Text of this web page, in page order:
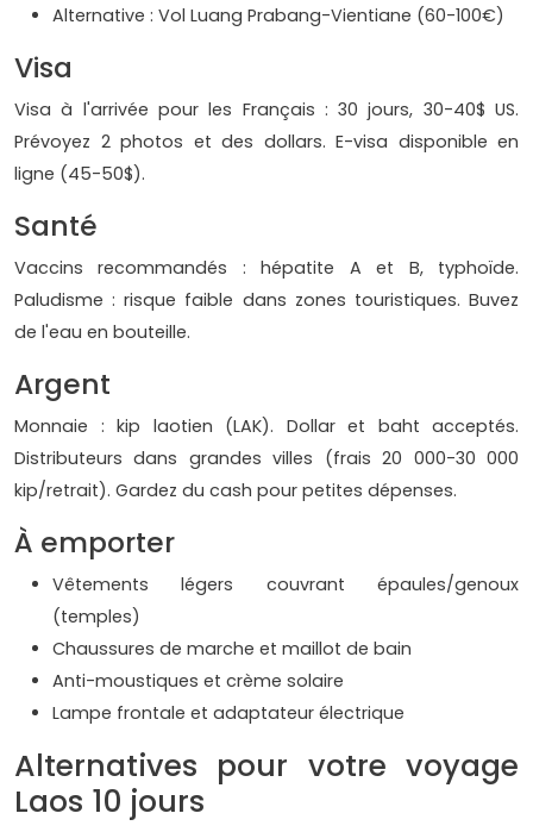
Alternative : Vol Luang Prabang-Vientiane (60-100€)
Visa
Visa à l'arrivée pour les Français : 30 jours, 30-40$ US.
Prévoyez 2 photos et des dollars. E-visa disponible en
ligne (45-50$).
Santé
Vaccins recommandés : hépatite A et B, typhoïde.
Paludisme : risque faible dans zones touristiques. Buvez
de l'eau en bouteille.
Argent
Monnaie : kip laotien (LAK). Dollar et baht acceptés.
Distributeurs dans grandes villes (frais 20 000-30 000
kip/retrait). Gardez du cash pour petites dépenses.
À emporter
Vêtements légers couvrant épaules/genoux
(temples)
Chaussures de marche et maillot de bain
Anti-moustiques et crème solaire
Lampe frontale et adaptateur électrique
Alternatives pour votre voyage
Laos 10 jours